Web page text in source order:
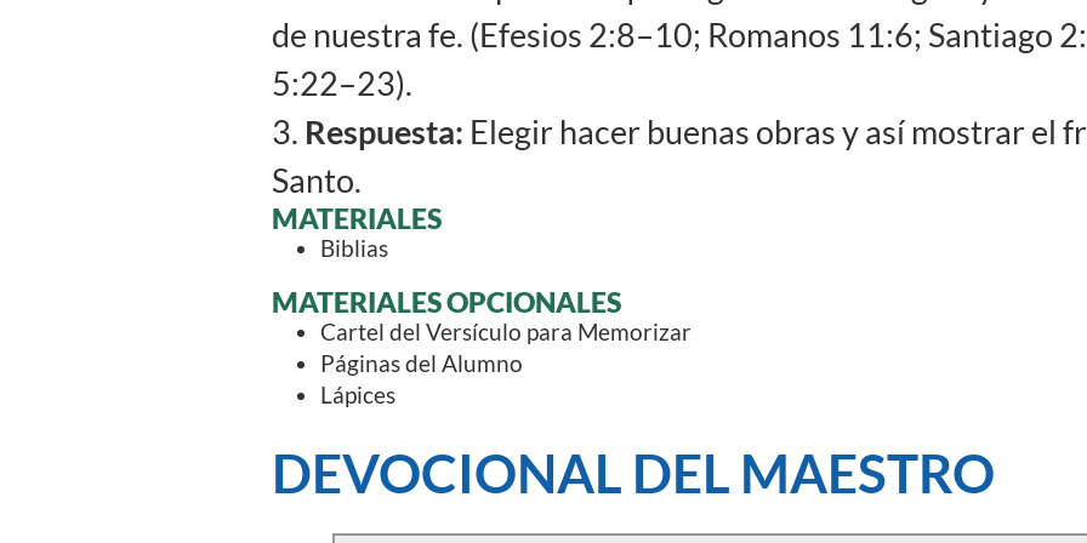
de nuestra fe. (Efesios 2:8–10; Romanos 11:6; Santiago
5:22–23).
3. Respuesta: Elegir hacer buenas obras y así mostrar el
Santo.
MATERIALES
Biblias
MATERIALES OPCIONALES
Cartel del Versículo para Memorizar
Páginas del Alumno
Lápices
DEVOCIONAL DEL MAESTRO